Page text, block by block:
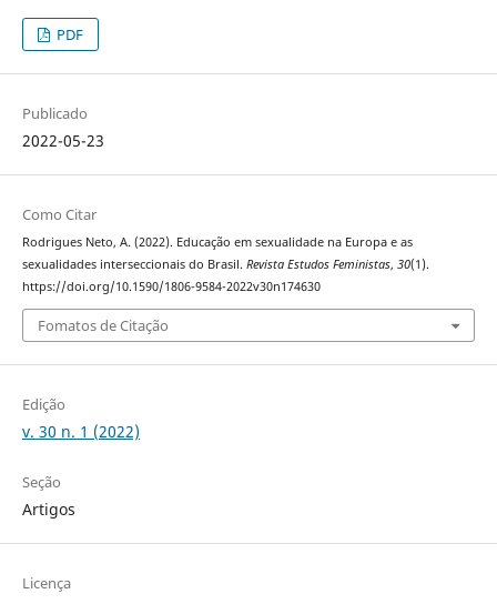
PDF
Publicado
2022-05-23
Como Citar
Rodrigues Neto, A. (2022). Educação em sexualidade na Europa e as
sexualidades interseccionais do Brasil. Revista Estudos Feministas, 30(1).
https://doi.org/10.1590/1806-9584-2022v30n174630
Fomatos de Citação
Edição
v. 30 n. 1 (2022)
Seção
Artigos
Licença